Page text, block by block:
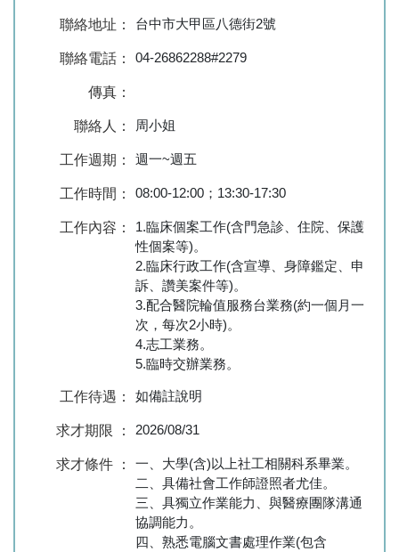
聯絡地址： 台中市大甲區八德街2號
聯絡電話： 04-26862288#2279
傳真：
聯絡人： 周小姐
工作週期： 週一~週五
工作時間： 08:00-12:00；13:30-17:30
工作內容：
1.臨床個案工作(含門急診、住院、保護
性個案等)。
2.臨床行政工作(含宣導、身障鑑定、申
訴、讚美案件等)。
3.配合醫院輪值服務台業務(約一個月一
次，每次2小時)。
4.志工業務。
5.臨時交辦業務。
工作待遇： 如備註說明
求才期限 ： 2026/08/31
求才條件 ：
一、大學(含)以上社工相關科系畢業。
二、具備社會工作師證照者尤佳。
三、具獨立作業能力、與醫療團隊溝通
協調能力。
四、熟悉電腦文書處理作業(包含